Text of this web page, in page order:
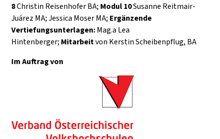
8Christin Reisenhofer BA; Modul 10Susanne Reitmair-
Juárez MA; Jessica Moser MA; Ergänzende
Vertiefungsunterlagen:Mag.a Lea
Hintenberger; Mitarbeitvon Kerstin Scheibenpflug, BA
Im Auftrag von